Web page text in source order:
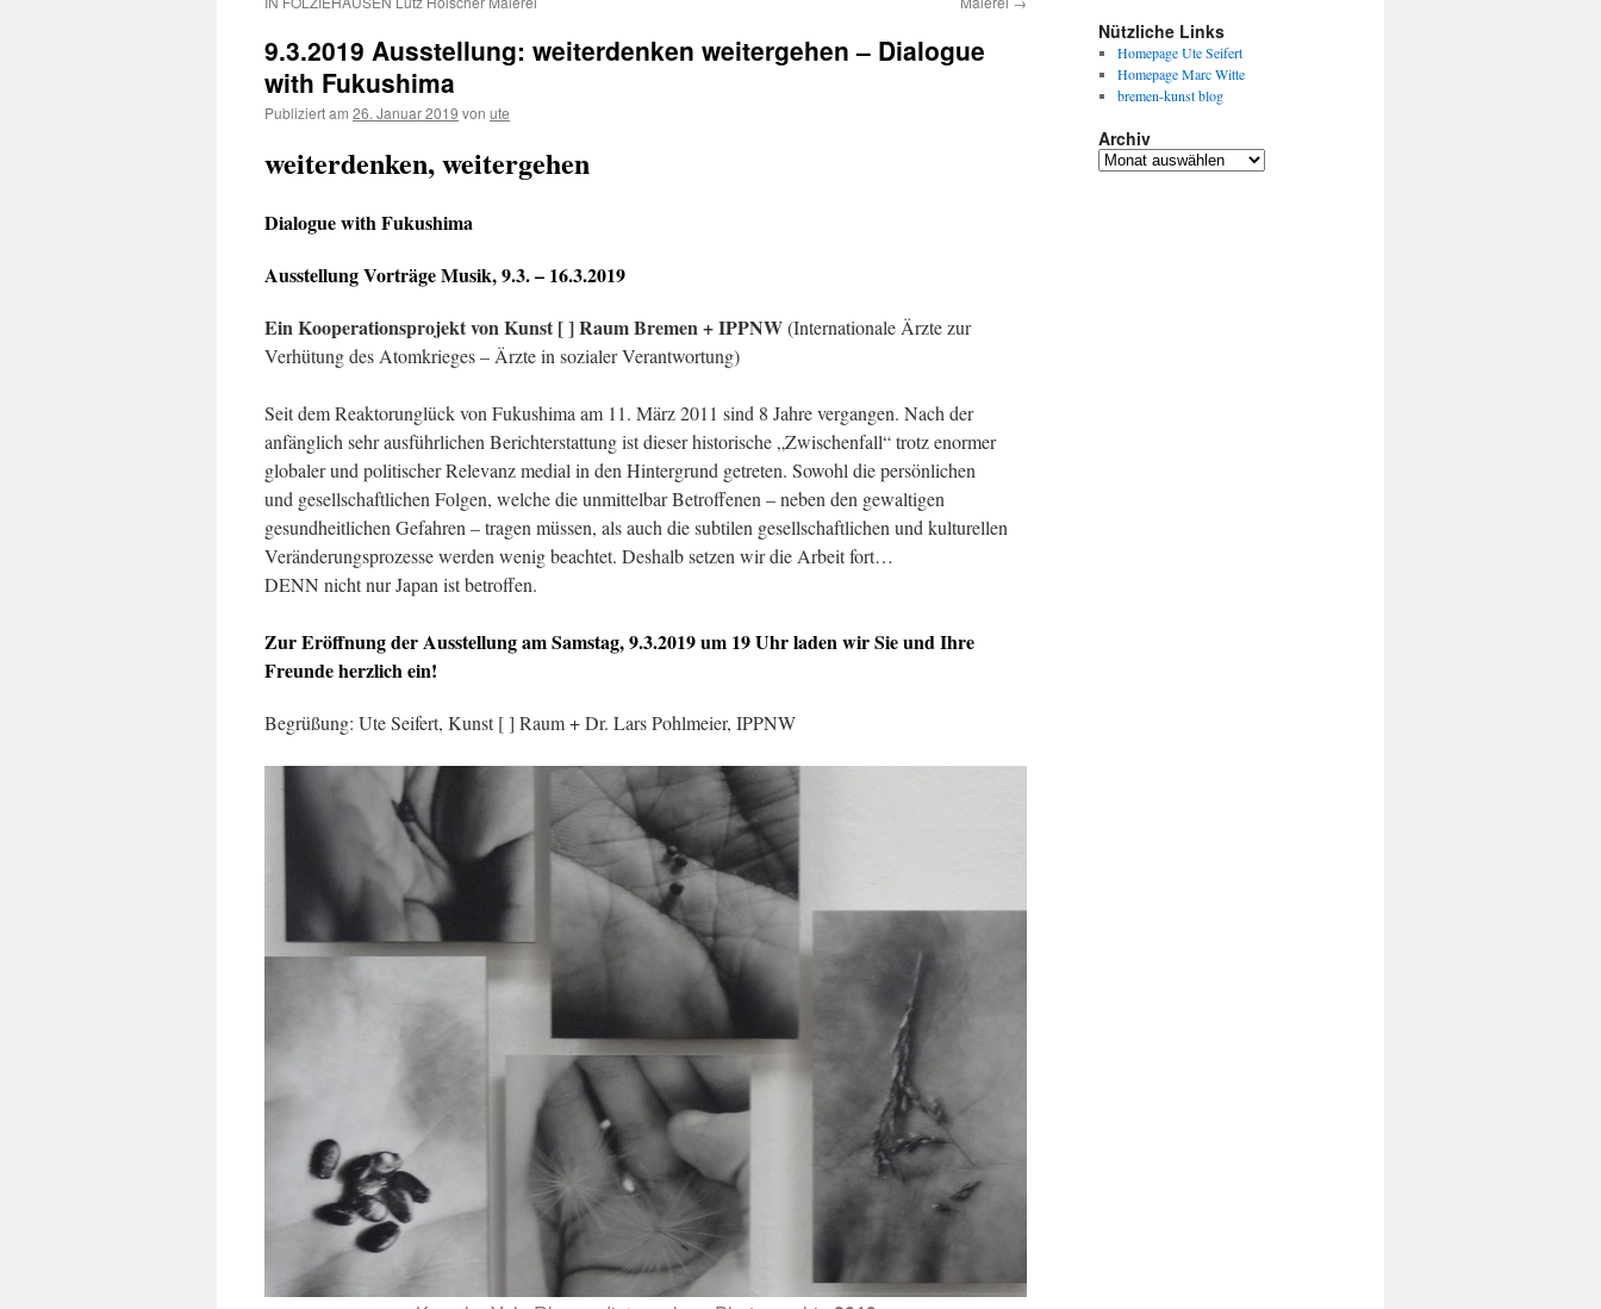
9.3.2019 Ausstellung: weiterdenken weitergehen – Dialogue
with Fukushima
Publiziert am 26. Januar 2019 von ute
weiterdenken, weitergehen
Dialogue with Fukushima
Ausstellung Vorträge Musik, 9.3. – 16.3.2019
Ein Kooperationsprojekt von Kunst [ ] Raum Bremen + IPPNW(Internationale Ärzte zur
Verhütung des Atomkrieges – Ärzte in sozialer Verantwortung)
Seit dem Reaktorunglück von Fukushima am 11. März 2011 sind 8 Jahre vergangen. Nach der
anfänglich sehr ausführlichen Berichterstattung ist dieser historische „Zwischenfall“ trotz enormer
globaler und politischer Relevanz medial in den Hintergrund getreten. Sowohl die persönlichen
und gesellschaftlichen Folgen, welche die unmittelbar Betroffenen – neben den gewaltigen
gesundheitlichen Gefahren – tragen müssen, als auch die subtilen gesellschaftlichen und kulturellen
Veränderungsprozesse werden wenig beachtet. Deshalb setzen wir die Arbeit fort…
DENN nicht nur Japan ist betroffen.
Zur Eröffnung der Ausstellung am Samstag, 9.3.2019 um 19 Uhr laden wir Sie und Ihre
Freunde herzlich ein!
Begrüßung: Ute Seifert, Kunst [ ] Raum + Dr. Lars Pohlmeier, IPPNW
Nützliche Links
Homepage Ute Seifert
Homepage Marc Witte
bremen-kunst blog
Archiv
Archiv